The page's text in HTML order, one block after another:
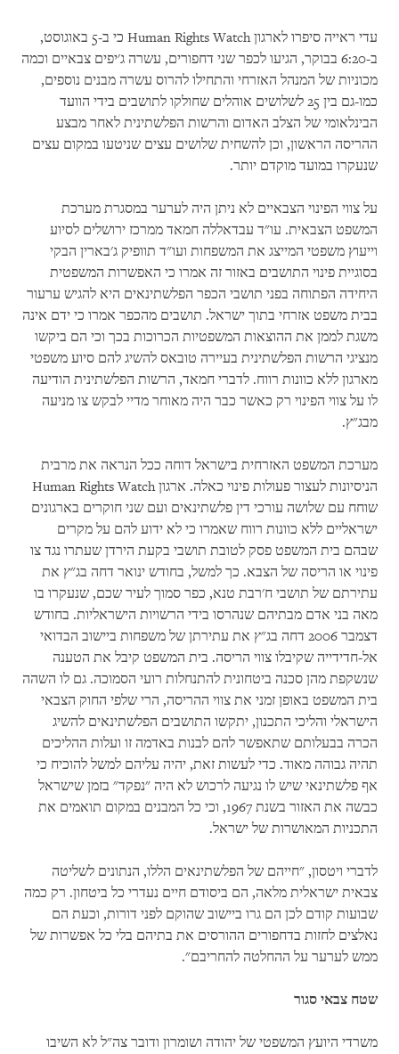
עדי ראייה סיפרו לארגון Human Rights Watch כי ב-5 באוגוסט,
ב-6:20 בבוקר, הגיעו לכפר שני דחפורים, עשרה ג'יפים צבאיים וכמה
מכוניות של המנהל האזרחי והתחילו להרוס עשרה מבנים נוספים,
כמו-גם בין 25 לשלושים אוהלים שחולקו לתושבים בידי הוועד
הבינלאומי של הצלב האדום והרשות הפלשתינית לאחר מבצע
ההריסה הראשון, וכן להשחית שלושים עצים שניטעו במקום עצים
שנעקרו במועד מוקדם יותר.
על צווי הפינוי הצבאיים לא ניתן היה לערער במסגרת מערכת
המשפט הצבאית. עו"ד עבדאללה חמאד ממרכז ירושלים לסיוע
וייעוץ משפטי המייצג את המשפחות ועו"ד תוופיק ג'בארין הבקי
בסוגיית פינוי התושבים באזור זה אמרו כי האפשרות המשפטית
היחידה הפתוחה בפני תושבי הכפר הפלשתינאים היא להגיש ערעור
בבית משפט אזרחי בתוך ישראל. תושבים מהכפר אמרו כי ידם אינה
משגת לממן את ההוצאות המשפטיות הכרוכות בכך וכי הם ביקשו
מנציגי הרשות הפלשתינית בעיירה טובאס להשיג להם סיוע משפטי
מארגון ללא כוונות רווח. לדברי חמאד, הרשות הפלשתינית הודיעה
לו על צווי הפינוי רק כאשר כבר היה מאוחר מדיי לבקש צו מניעה
מבג"ץ.
מערכת המשפט האזרחית בישראל דוחה ככל הנראה את מרבית
הניסיונות לעצור פעולות פינוי כאלה. ארגון Human Rights Watch
שוחח עם שלושה עורכי דין פלשתינאים ועם שני חוקרים בארגונים
ישראליים ללא כוונות רווח שאמרו כי לא ידוע להם על מקרים
שבהם בית המשפט פסק לטובת תושבי בקעת הירדן שעתרו נגד צו
פינוי או הריסה של הצבא. כך למשל, בחודש ינואר דחה בג"ץ את
עתירתם של תושבי ח'רבת טנא, כפר סמוך לעיר שכם, שנעקרו בו
מאה בני אדם מבתיהם שנהרסו בידי הרשויות הישראליות. בחודש
דצמבר 2006 דחה בג"ץ את עתירתן של משפחות ביישוב הבדואי
אל-חדידייה שקיבלו צווי הריסה. בית המשפט קיבל את הטענה
שנשקפת מהן סכנה ביטחונית להתנחלות רועי הסמוכה. גם לו השהה
בית המשפט באופן זמני את צווי ההריסה, הרי שלפי החוק הצבאי
הישראלי והליכי התכנון, יתקשו התושבים הפלשתינאים להשיג
הכרה בבעלותם שתאפשר להם לבנות באדמה זו ועלות ההליכים
תהיה גבוהה מאוד. כדי לעשות זאת, יהיה עליהם למשל להוכיח כי
אף פלשתינאי שיש לו נגיעה לרכוש לא היה "נפקד" בזמן שישראל
כבשה את האזור בשנת 1967, וכי כל המבנים במקום תואמים את
התכניות המאושרות של ישראל.
לדברי ויטסון, "חייהם של הפלשתינאים הללו, הנתונים לשליטה
צבאית ישראלית מלאה, הם ביסודם חיים נעדרי כל ביטחון. רק כמה
שבועות קודם לכן הם גרו ביישוב שהוקם לפני דורות, וכעת הם
נאלצים לחזות בדחפורים ההורסים את בתיהם בלי כל אפשרות של
ממש לערער על ההחלטה להחריבם".
שטח צבאי סגור
משרדי היועץ המשפטי של יהודה ושומרון ודובר צה"ל לא השיבו